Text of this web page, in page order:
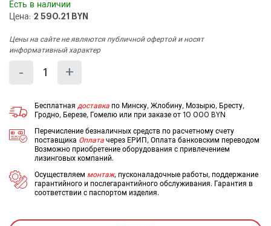
Есть в наличии
Цена: 2 590.21 BYN
Цены на сайте не являются публичной офертой и носят
информативный характер
- Уменьшить
на
еденицу
+
на
еденицу
Бесплатная доставка по Минску, Жлобину, Мозырю, Бресту,
Гродно, Березе, Гомелю или при заказе от 10 000 BYN
Перечисление безналичных средств по расчетному счету
поставщика Оплата через ЕРИП, Оплата банковским переводом
Возможно приобретение оборудования с привлечением
лизинговых компаний.
Осуществляем монтаж, пусконаладочные работы, поддержание
гарантийного и послегарантийного обслуживания. Гарантия в
соответствии с паспортом изделия.